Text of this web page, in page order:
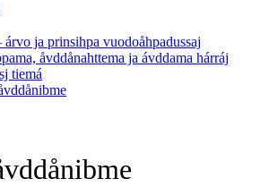
árvo ja prinsihpa vuodoåhpadussaj
åvddånahttema ja ávddama hárráj
tiemá